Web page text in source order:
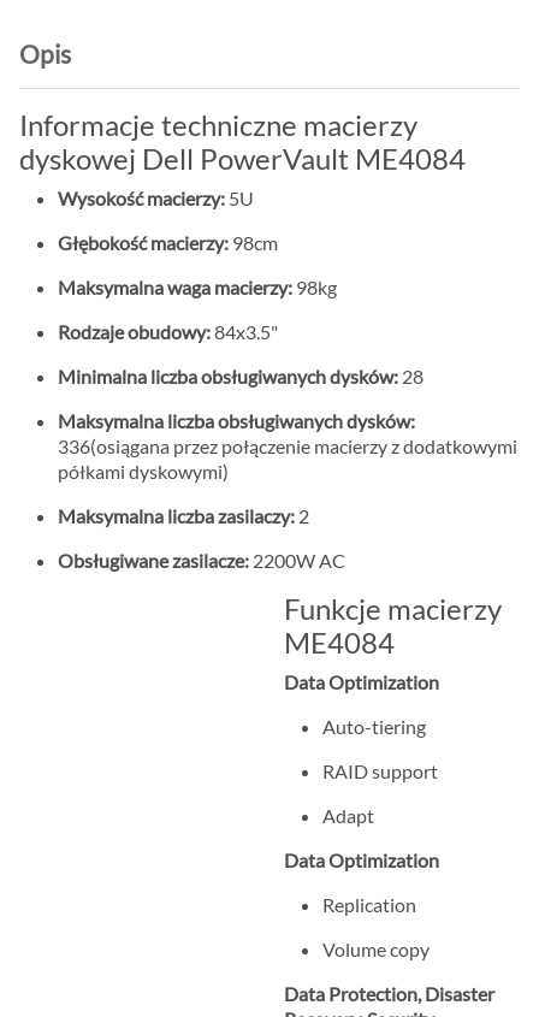
Opis
Informacje techniczne macierzy
dyskowej Dell PowerVault ME4084
Wysokość macierzy: 5U
Głębokość macierzy: 98cm
Maksymalna waga macierzy: 98kg
Rodzaje obudowy:84x3.5"
Minimalna liczba obsługiwanych dysków: 28
Maksymalna liczba obsługiwanych dysków:
336(osiągana przez połączenie macierzy z dodatkowymi
półkami dyskowymi)
Maksymalna liczba zasilaczy: 2
Obsługiwane zasilacze: 2200W AC
Funkcje macierzy
ME4084
Data Optimization
Auto-tiering
RAID support
Adapt
Data Optimization
Replication
Volume copy
Data Protection, Disaster